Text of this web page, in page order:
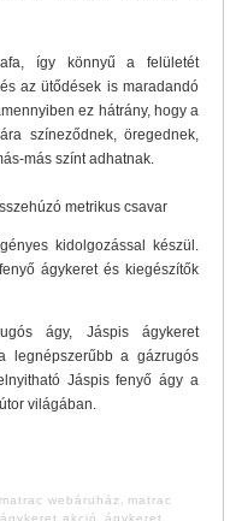
így könnyű a felületét
az ütődések is maradandó
ez hátrány, hogy a
színeződnek, öregednek,
más színt adhatnak.
metrikus csavar
kidolgozással készül.
ágykeret és kiegészítők
ágy, Jáspis ágykeret
legnépszerűbb a gázrugós
Jáspis fenyő ágy a
világában.
matrac webáruház
matrac
ágykeret akció ágykeret